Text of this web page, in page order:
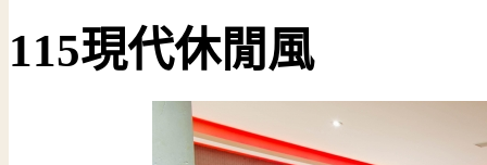
115現代休閒風